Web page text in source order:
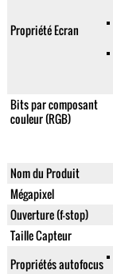
Propriété Ecran
Bits par composant
couleur (RGB)
Nom du Produit
Mégapixel
Ouverture (f-stop)
Taille Capteur
Propriétés autofocus